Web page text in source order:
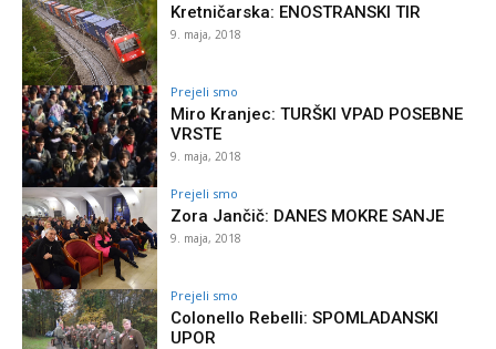
Kretničarska: ENOSTRANSKI TIR
9. maja, 2018
Prejeli smo
Miro Kranjec: TURŠKI VPAD POSEBNE
VRSTE
9. maja, 2018
Prejeli smo
Zora Jančič: DANES MOKRE SANJE
9. maja, 2018
Prejeli smo
Colonello Rebelli: SPOMLADANSKI
UPOR